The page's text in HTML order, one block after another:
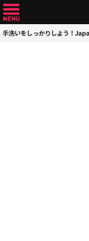
手洗いをしっかりしよう！